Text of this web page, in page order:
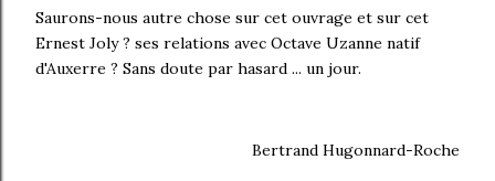
Saurons-nous autre chose sur cet ouvrage et sur cet
Ernest Joly ? ses relations avec Octave Uzanne natif
d'Auxerre ? Sans doute par hasard ... un jour.
Bertrand Hugonnard-Roche